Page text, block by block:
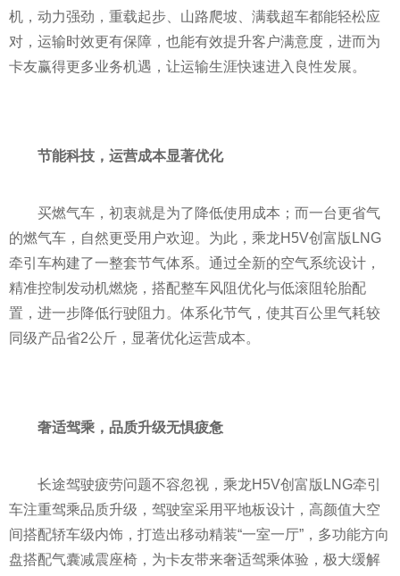
机，动力强劲，重载起步、山路爬坡、满载超车都能轻松应
对，运输时效更有保障，也能有效提升客户满意度，进而为
卡友赢得更多业务机遇，让运输生涯快速进入良性发展。
节能科技，运营成本显著优化
买燃气车，初衷就是为了降低使用成本；而一台更省气
的燃气车，自然更受用户欢迎。为此，乘龙H5V创富版LNG
牵引车构建了一整套节气体系。通过全新的空气系统设计，
精准控制发动机燃烧，搭配整车风阻优化与低滚阻轮胎配
置，进一步降低行驶阻力。体系化节气，使其百公里气耗较
同级产品省2公斤，显著优化运营成本。
奢适驾乘，品质升级无惧疲惫
长途驾驶疲劳问题不容忽视，乘龙H5V创富版LNG牵引
车注重驾乘品质升级，驾驶室采用平地板设计，高颜值大空
间搭配轿车级内饰，打造出移动精装“一室一厅”，多功能方向
盘搭配气囊减震座椅，为卡友带来奢适驾乘体验，极大缓解